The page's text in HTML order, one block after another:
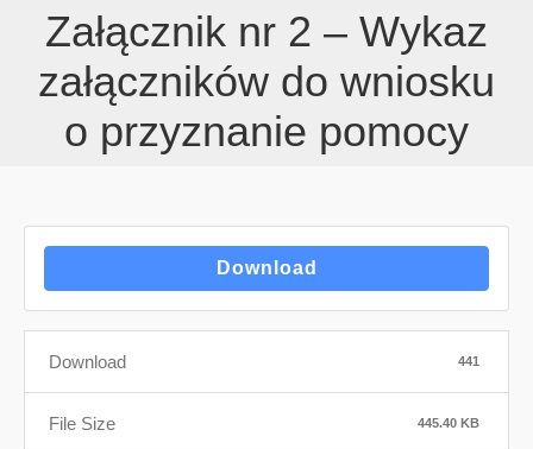
Załącznik nr 2 – Wykaz
załączników do wniosku
o przyznanie pomocy
Download
Download 441
File Size 445.40 KB